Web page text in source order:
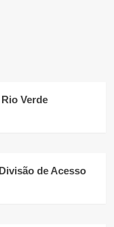
Verde
de Acesso